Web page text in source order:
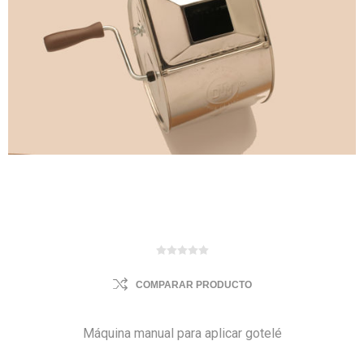
COMPARAR PRODUCTO
Máquina manual para aplicar gotelé